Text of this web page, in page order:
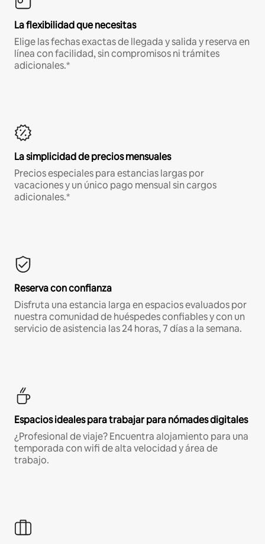
La flexibilidad que necesitas
Elige las fechas exactas de llegada y salida y reserva en
línea con facilidad, sin compromisos ni trámites
adicionales.*
La simplicidad de precios mensuales
Precios especiales para estancias largas por
vacaciones y un único pago mensual sin cargos
adicionales.*
Reserva con confianza
Disfruta una estancia larga en espacios evaluados por
nuestra comunidad de huéspedes confiables y con un
servicio de asistencia las 24 horas, 7 días a la semana.
Espacios ideales para trabajar para nómades digitales
¿Profesional de viaje? Encuentra alojamiento para una
temporada con wifi de alta velocidad y área de
trabajo.